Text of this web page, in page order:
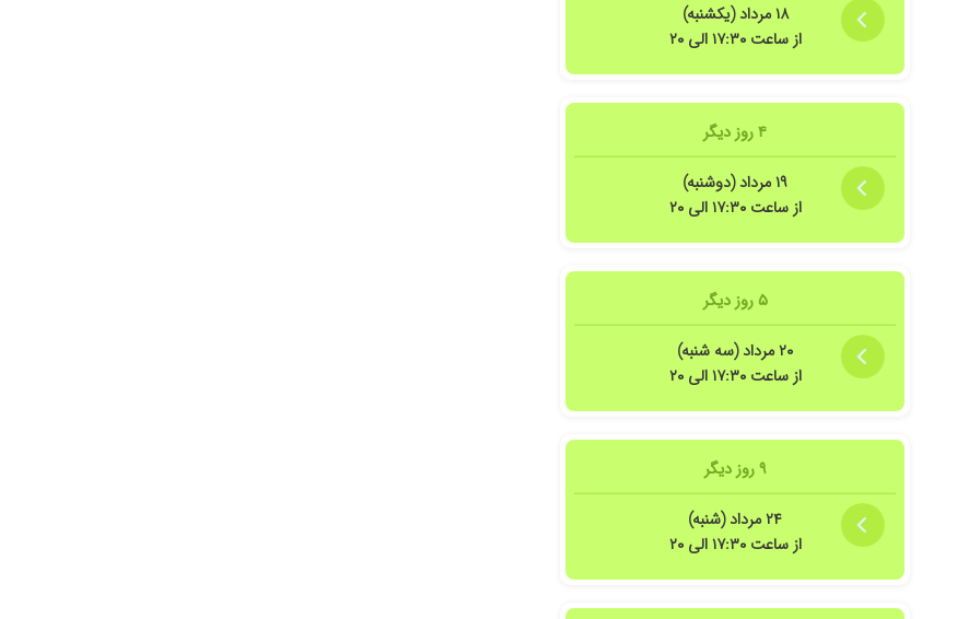
۱۸ مرداد (یکشنبه)
از ساعت ۱۷:۳۰ الی ۲۰
۴ روز دیگر
۱۹ مرداد (دوشنبه)
از ساعت ۱۷:۳۰ الی ۲۰
۵ روز دیگر
۲۰ مرداد (سه شنبه)
از ساعت ۱۷:۳۰ الی ۲۰
۹ روز دیگر
۲۴ مرداد (شنبه)
از ساعت ۱۷:۳۰ الی ۲۰